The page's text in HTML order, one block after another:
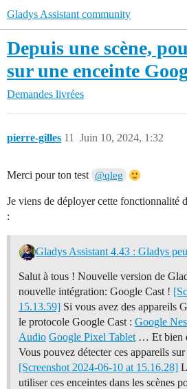
Gladys Assistant community
Depuis une scène,
sur une enceinte
Demandes livrées
pierre-gilles Juin 10, 2024, 1:32
11
Merci pour ton test @qleg
Je viens de déployer cette fonctionnalité
:
Salut à tous ! Nouvelle version de
nouvelle intégration: Google Cast !
15.13.59] Si vous avez des appareils
le protocole Google Cast : Google
Audio Google Pixel Tablet … Et bien
Vous pouvez détecter ces appareils
[Screenshot 2024-06-10 at 15.16.28]
utiliser ces enceintes dans les scènes